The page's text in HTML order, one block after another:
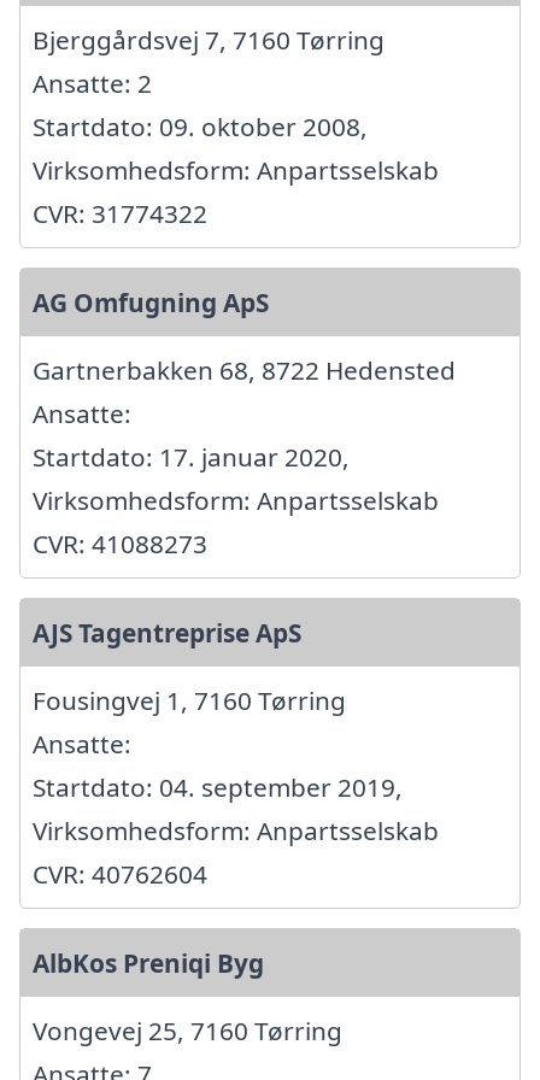
Bjerggårdsvej 7, 7160 Tørring
Ansatte: 2
Startdato: 09. oktober 2008,
Virksomhedsform: Anpartsselskab
CVR: 31774322
AG Omfugning ApS
Gartnerbakken 68, 8722 Hedensted
Ansatte:
Startdato: 17. januar 2020,
Virksomhedsform: Anpartsselskab
CVR: 41088273
AJS Tagentreprise ApS
Fousingvej 1, 7160 Tørring
Ansatte:
Startdato: 04. september 2019,
Virksomhedsform: Anpartsselskab
CVR: 40762604
AlbKos Preniqi Byg
Vongevej 25, 7160 Tørring